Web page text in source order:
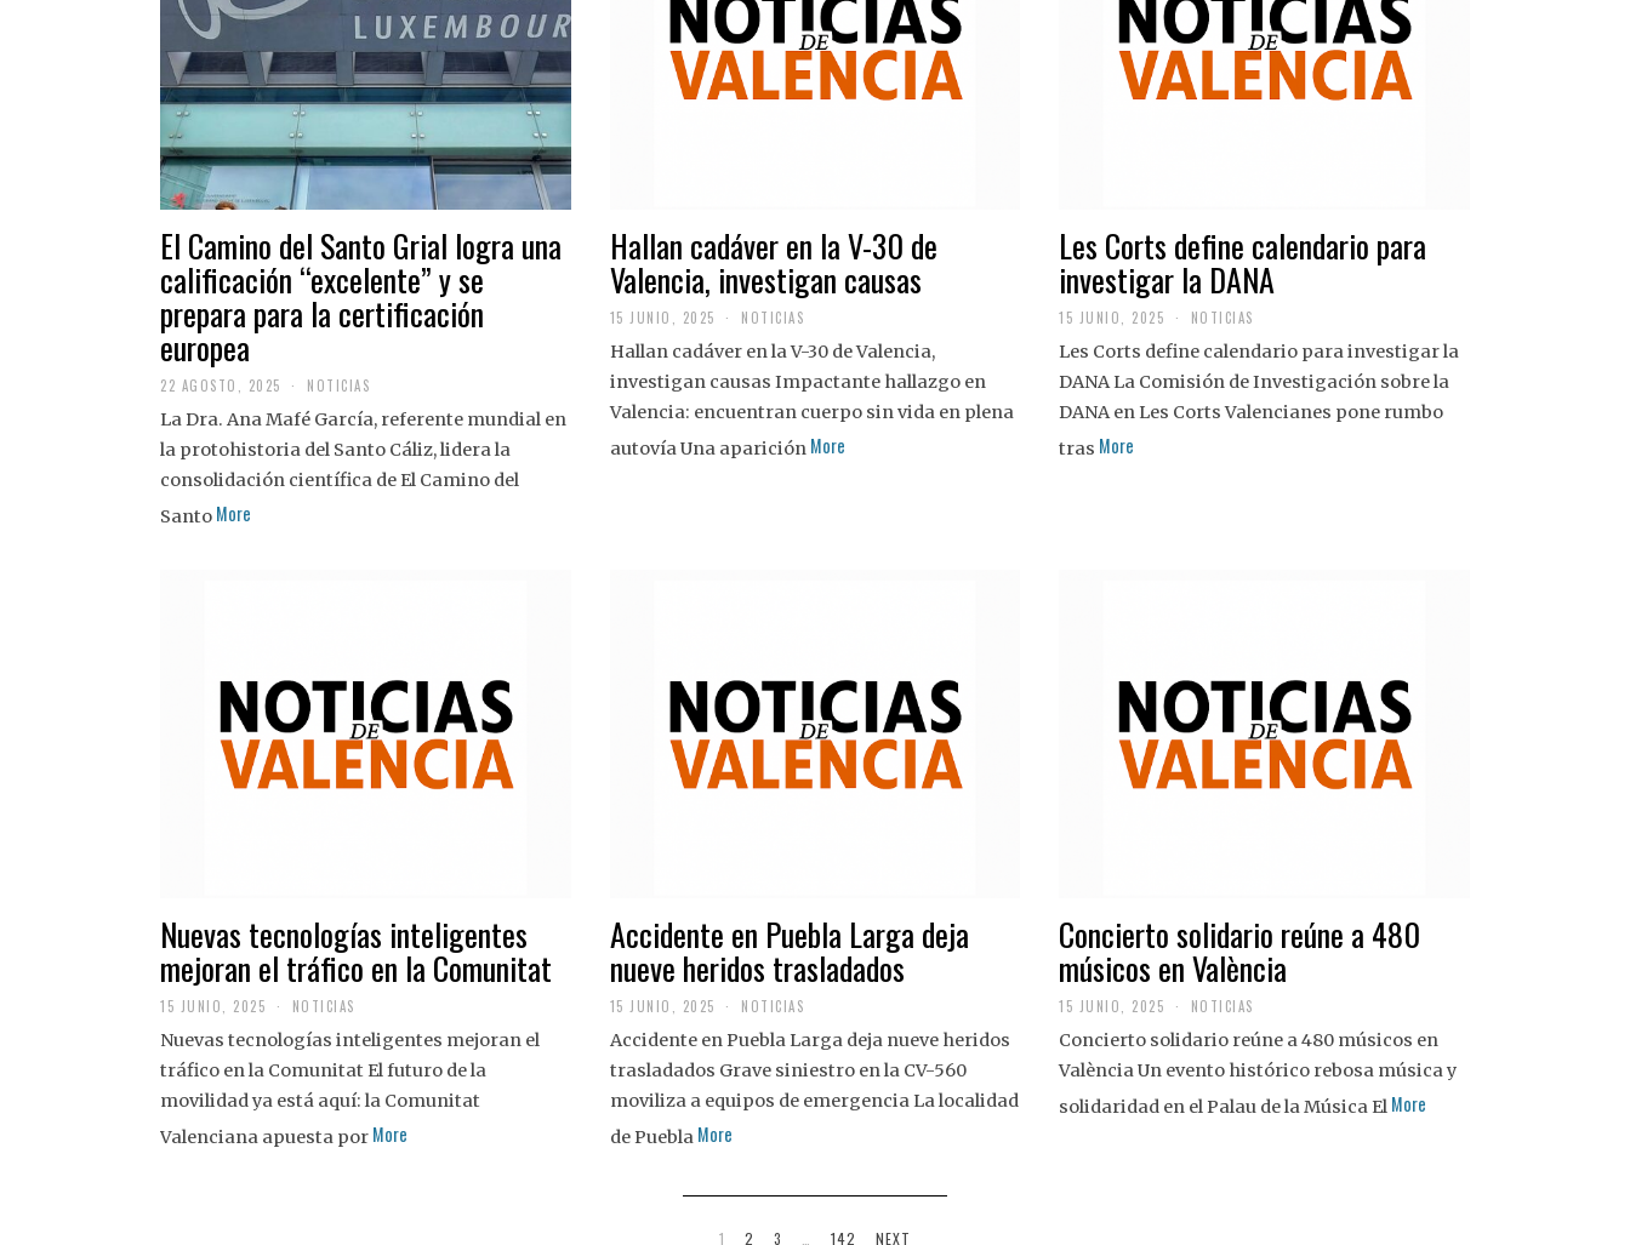
El Camino del Santo Grial logra una
calificación “excelente” y se
prepara para la certificación
europea
22 AGOSTO, 2025
A
G
O
S
NOTICIAS
La Dra. Ana Mafé García, referente mundial en
la protohistoria del Santo Cáliz, lidera la
consolidación científica de El Camino del
Santo More
Hallan cadáver en la V-30 de
Valencia, investigan causas
15 JUNIO, 2025 NOTICIAS
Hallan cadáver en la V-30 de Valencia,
investigan causas Impactante hallazgo en
Valencia: encuentran cuerpo sin vida en plena
autovía Una aparición More
Les Corts define calendario para
investigar la DANA
15 JUNIO, 2025 NOTICIAS
Les Corts define calendario para investigar la
DANA La Comisión de Investigación sobre la
DANA en Les Corts Valencianes pone rumbo
tras More
Nuevas tecnologías inteligentes
mejoran el tráfico en la Comunitat
15 JUNIO, 2025 NOTICIAS
Nuevas tecnologías inteligentes mejoran el
tráfico en la Comunitat El futuro de la
movilidad ya está aquí: la Comunitat
Valenciana apuesta por More
Accidente en Puebla Larga deja
nueve heridos trasladados
15 JUNIO, 2025 NOTICIAS
Accidente en Puebla Larga deja nueve heridos
trasladados Grave siniestro en la CV-560
moviliza a equipos de emergencia La localidad
de Puebla More
Concierto solidario reúne a 480
músicos en València
15 JUNIO, 2025 NOTICIAS
Concierto solidario reúne a 480 músicos en
València Un evento histórico rebosa música y
solidaridad en el Palau de la Música El More
1 2 3 … 142 NEXT